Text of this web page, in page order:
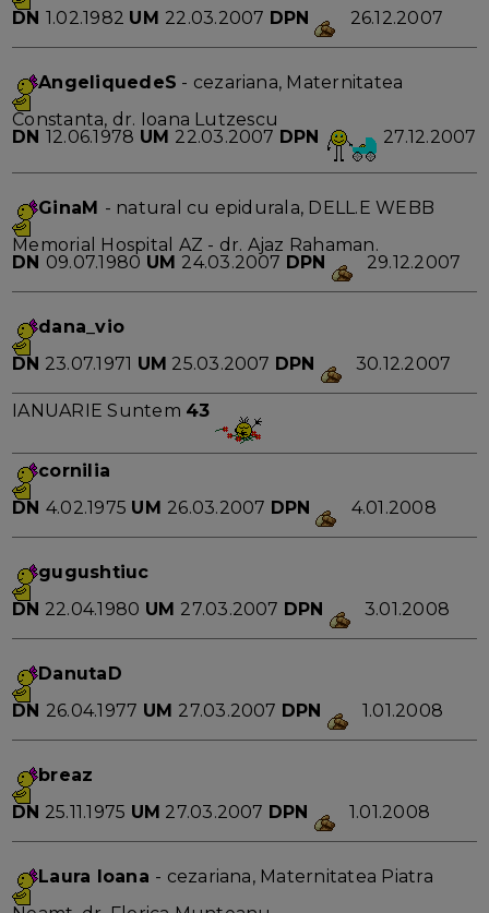
DN 1.02.1982 UM 22.03.2007 DPN 26.12.2007
AngeliquedeS - cezariana, Maternitatea
Constanta, dr. Ioana Lutzescu
DN 12.06.1978 UM 22.03.2007 DPN 27.12.2007
GinaM - natural cu epidurala, DELL.E WEBB
Memorial Hospital AZ - dr. Ajaz Rahaman.
DN 09.07.1980 UM 24.03.2007 DPN 29.12.2007
dana_vio
DN 23.07.1971 UM 25.03.2007 DPN 30.12.2007
IANUARIE Suntem 43
cornilia
DN 4.02.1975 UM 26.03.2007 DPN 4.01.2008
gugushtiuc
DN 22.04.1980 UM 27.03.2007 DPN 3.01.2008
DanutaD
DN 26.04.1977 UM 27.03.2007 DPN 1.01.2008
breaz
DN 25.11.1975 UM 27.03.2007 DPN 1.01.2008
Laura Ioana - cezariana, Maternitatea Piatra